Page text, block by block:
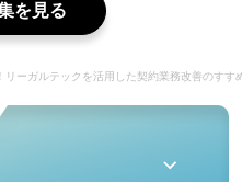
を見る
リーガルテックを活用した契約業務改善のすす